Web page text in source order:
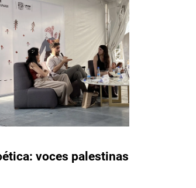
voces palestinas